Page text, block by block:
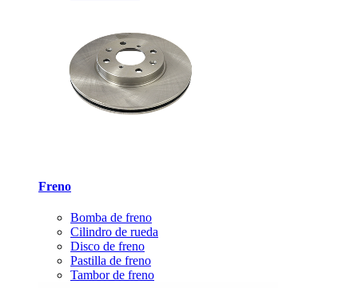
Freno
Bomba de freno
Cilindro de rueda
Disco de freno
Pastilla de freno
Tambor de freno